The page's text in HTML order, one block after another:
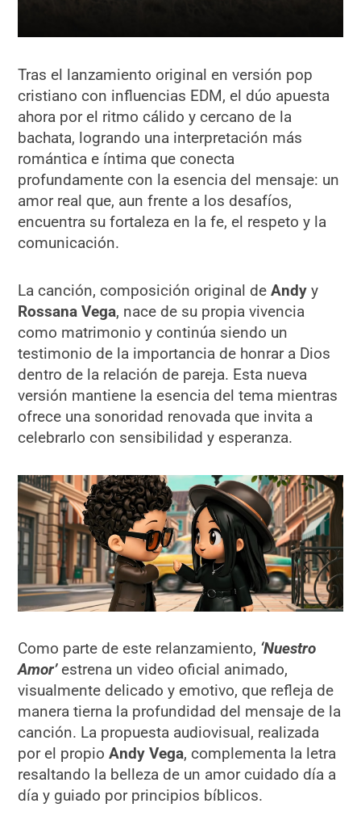
Tras el lanzamiento original en versión pop
cristiano con influencias EDM, el dúo apuesta
ahora por el ritmo cálido y cercano de la
bachata, logrando una interpretación más
romántica e íntima que conecta
profundamente con la esencia del mensaje: un
amor real que, aun frente a los desafíos,
encuentra su fortaleza en la fe, el respeto y la
comunicación.
La canción, composición original deAndy y
Rossana Vega, nace de su propia vivencia
como matrimonio y continúa siendo un
testimonio de la importancia de honrar a Dios
dentro de la relación de pareja. Esta nueva
versión mantiene la esencia del tema mientras
ofrece una sonoridad renovada que invita a
celebrarlo con sensibilidad y esperanza.
Como parte de este relanzamiento, ‘Nuestro
Amor’ estrena un video oficial animado,
visualmente delicado y emotivo, que refleja de
manera tierna la profundidad del mensaje de la
canción. La propuesta audiovisual, realizada
por el propioAndy Vega, complementa la letra
resaltando la belleza de un amor cuidado día a
día y guiado por principios bíblicos.